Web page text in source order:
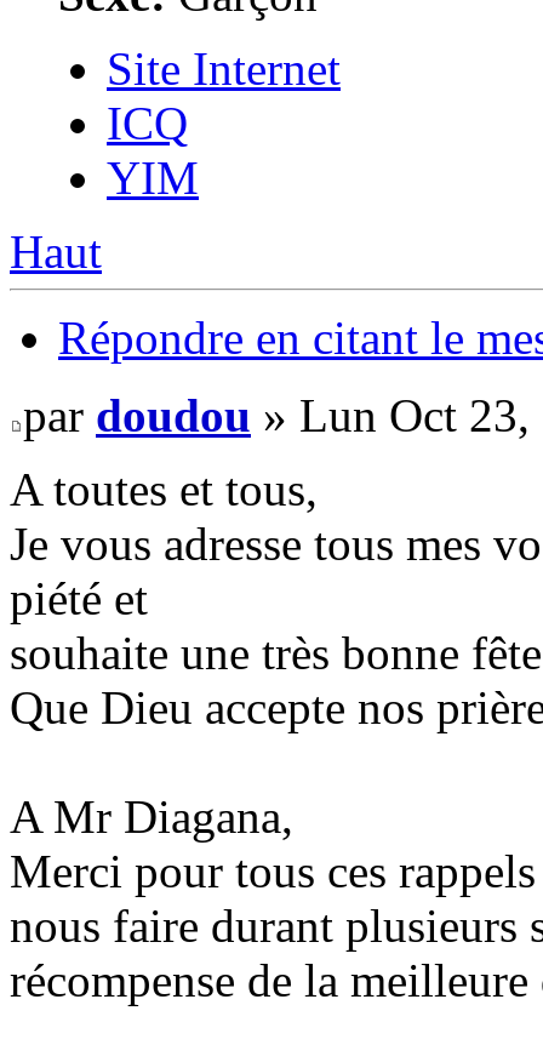
Site Internet
ICQ
YIM
Haut
Répondre en citant le
par doudou » Lun Oct 23,
A toutes et tous,
Je vous adresse tous mes
piété et
souhaite une très bonne
Que Dieu accepte nos
A Mr Diagana,
Merci pour tous ces
nous faire durant plusieurs
récompense de la meilleure